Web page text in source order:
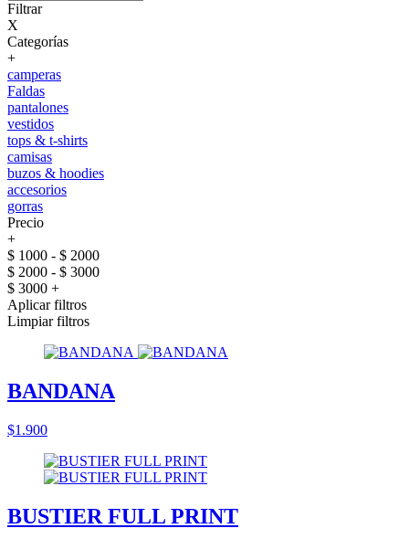
Filtrar
X
Categorías
+
camperas
Faldas
pantalones
vestidos
tops & t-shirts
camisas
buzos & hoodies
accesorios
gorras
Precio
+
$ 1000 - $ 2000
$ 2000 - $ 3000
$ 3000 +
Aplicar filtros
Limpiar filtros
BANDANA
$1.900
BUSTIER FULL PRINT